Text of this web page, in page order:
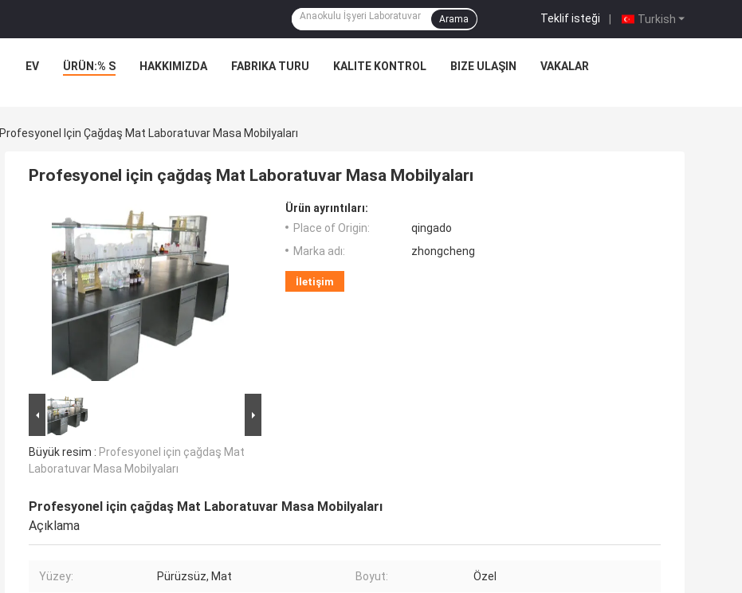
Turkish
Teklif isteği |
Arama
EV ÜRÜN:% S HAKKIMIZDA FABRIKA TURU KALITE KONTROL BIZE ULAŞIN VAKALAR
Profesyonel Için Çağdaş Mat Laboratuvar Masa Mobilyaları
Profesyonel için çağdaş Mat Laboratuvar Masa Mobilyaları
Büyük resim : Profesyonel için çağdaş Mat
Laboratuvar Masa Mobilyaları
Ürün ayrıntıları:
Place of Origin:
qingado
Marka adı:
zhongcheng
İletişim
Profesyonel için çağdaş Mat Laboratuvar Masa Mobilyaları
Açıklama
Yüzey: Pürüzsüz, Mat Boyut: Özel